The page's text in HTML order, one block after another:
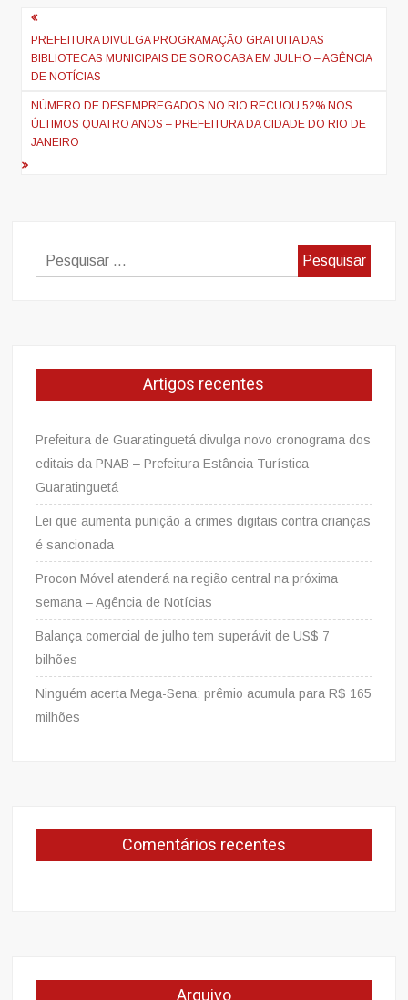
Navegação
de
artigos
PREFEITURA DIVULGA PROGRAMAÇÃO GRATUITA DAS
BIBLIOTECAS MUNICIPAIS DE SOROCABA EM JULHO – AGÊNCIA
DE NOTÍCIAS
NÚMERO DE DESEMPREGADOS NO RIO RECUOU 52% NOS
ÚLTIMOS QUATRO ANOS – PREFEITURA DA CIDADE DO RIO DE
JANEIRO
Pesquisar
por:
Artigos recentes
Prefeitura de Guaratinguetá divulga novo cronograma dos
editais da PNAB – Prefeitura Estância Turística
Guaratinguetá
Lei que aumenta punição a crimes digitais contra crianças
é sancionada
Procon Móvel atenderá na região central na próxima
semana – Agência de Notícias
Balança comercial de julho tem superávit de US$ 7
bilhões
Ninguém acerta Mega-Sena; prêmio acumula para R$ 165
milhões
Comentários recentes